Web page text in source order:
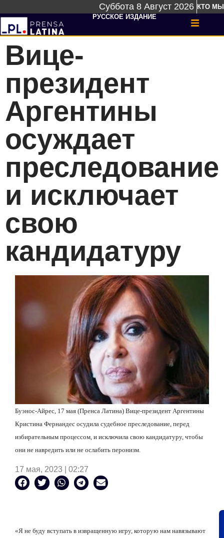
Суббота 8 Август 2026 КТО МЫ
РУССКОЕ ИЗДАНИЕ
Вице-
президент
Аргентины
осуждает
преследование
и исключает
свою
кандидатуру
Буэнос-Айрес, 17 мая (Пренса Латина) Вице-президент Аргентины
Кристина Фернандес осудила судебное преследование, перед
избирательным процессом, и исключила свою кандидатуру, чтобы
они не навредить или не ослабить перонизм.
17 мая, 2023 | 02:27
«Я не буду вступать в извращенную игру, которую нам навязывают